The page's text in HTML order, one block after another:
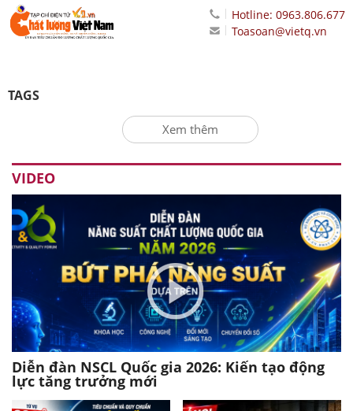
Hotline: 0963.806.677
Toasoan@vietq.vn
TAGS
Xem thêm
VIDEO
Diễn đàn NSCL Quốc gia 2026: Kiến tạo động
lực tăng trưởng mới